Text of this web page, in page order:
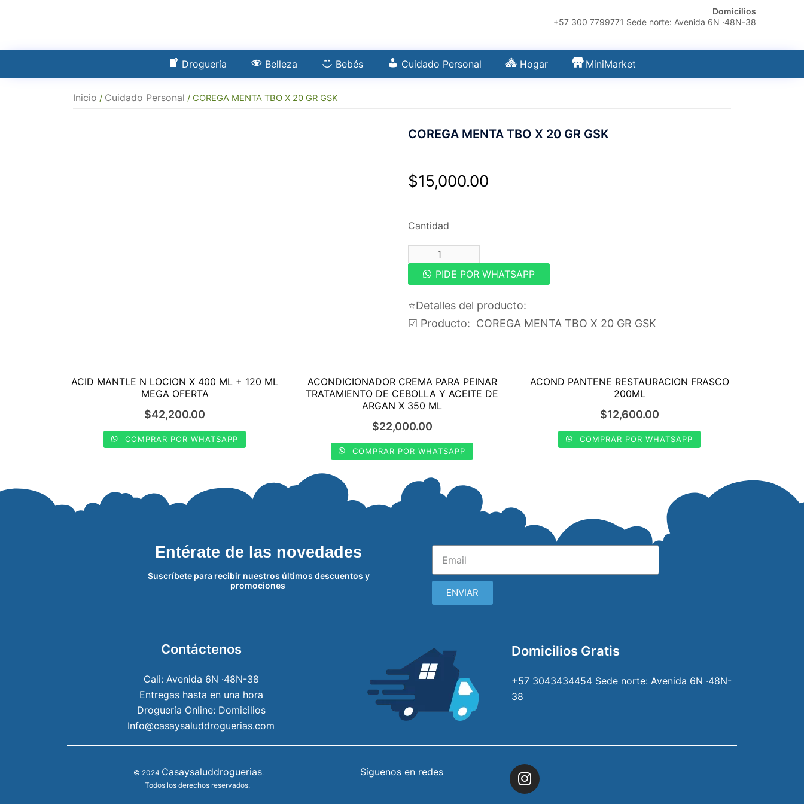
Domicilios
+57 300 7799771 Sede norte: Avenida 6N ·48N-38
Droguería Belleza Bebés Cuidado Personal Hogar MiniMarket
Inicio / Cuidado Personal / COREGA MENTA TBO X 20 GR GSK
COREGA MENTA TBO X 20 GR GSK
$15,000.00
Cantidad
PIDE POR WHATSAPP
⭐️Detalles del producto:
☑ Producto: COREGA MENTA TBO X 20 GR GSK
ACID MANTLE N LOCION X 400 ML + 120 ML
MEGA OFERTA
$42,200.00
COMPRAR POR WHATSAPP
ACONDICIONADOR CREMA PARA PEINAR
TRATAMIENTO DE CEBOLLA Y ACEITE DE
ARGAN X 350 ML
$22,000.00
COMPRAR POR WHATSAPP
ACOND PANTENE RESTAURACION FRASCO
200ML
$12,600.00
COMPRAR POR WHATSAPP
Entérate de las novedades
Suscríbete para recibir nuestros últimos descuentos y
promociones
ENVIAR
Contáctenos
Cali: Avenida 6N ·48N-38
Entregas hasta en una hora
Droguería Online: Domicilios
Info@casaysaluddroguerias.com
Domicilios Gratis
+57 3043434454 Sede norte: Avenida 6N ·48N-
38
© 2024 Casaysaluddroguerias.
Todos los derechos reservados.
Síguenos en redes